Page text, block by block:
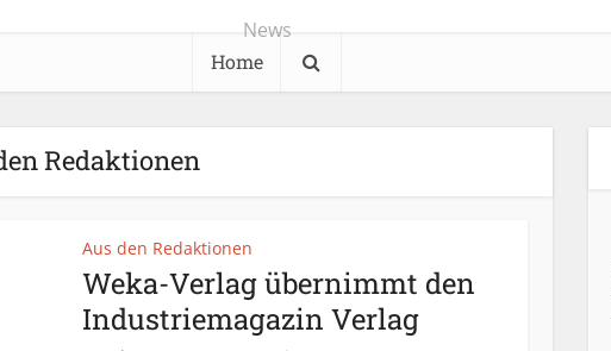
News
Home
Redaktionen
Aus den Redaktionen
Weka-Verlag übernimmt den
Industriemagazin Verlag